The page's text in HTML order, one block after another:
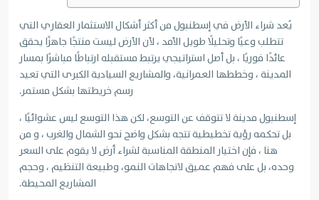
يُعد شراء الأرض في إسطنبول من أكثر أشكال الاستثمار العقاري التي
تتطلب وعيًا وتحليلًا طويل الأمد ، لأن الأرض ليست منتجًا جاهزًا يحقق
عائدًا فوريًا ، بل أصل استراتيجي يرتبط مستقبله ارتباطًا مباشرًا بمسار
المدينة ، وخططها العمرانية، والمشاريع السيادية الكبرى التي تعيد
رسم خريطتها بشكل مستمر.
إسطنبول مدينة لا تتوقف عن التوسع، لكن هذا التوسع ليس عشوائيًا ،
بل تحكمه رؤية تخطيطية تتجه بشكل واضح نحو الشمال والغرب ، و من
هنا ، فإن اختيار المنطقة المناسبة لشراء أرض لا يقوم على السعر
وحده، بل على فهم عميق لاتجاهات النمو، وطبيعة التنظيم ، وحجم
المشاريع المحيطة.